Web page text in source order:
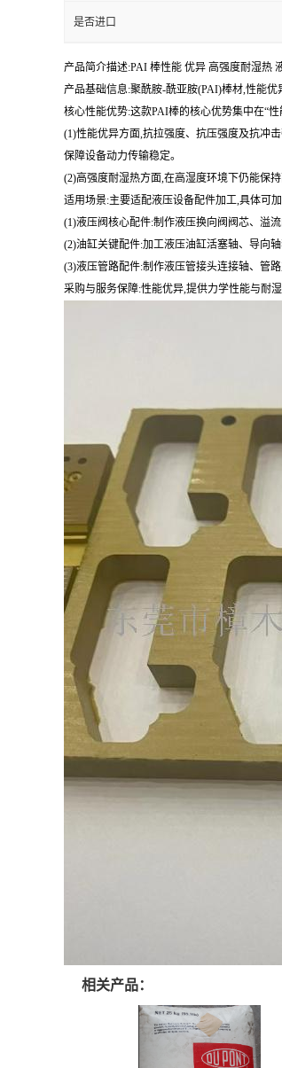
是否进口
产品简介描述:PAI 棒性能 优异 高强度耐湿热
产品基础信息:聚酰胺-酰亚胺(PAI)棒材,性能
核心性能优势:这款PAI棒的核心优势集中在“
(1)性能优异方面,抗拉强度、抗压强度及抗冲
保障设备动力传输稳定。
(2)高强度耐湿热方面,在高湿度环境下仍能保
适用场景:主要适配液压设备配件加工,具体可
(1)液压阀核心配件:制作液压换向阀阀芯、溢
(2)油缸关键配件:加工液压油缸活塞轴、导向
(3)液压管路配件:制作液压管接头连接轴、管
采购与服务保障:性能优异,提供力学性能与耐
相关产品：